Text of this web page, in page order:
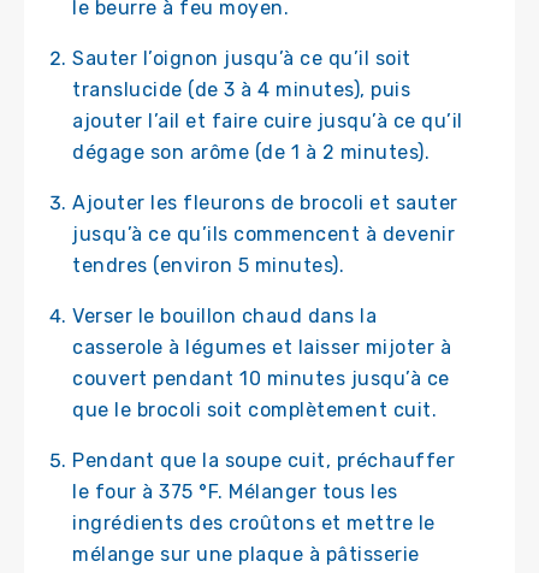
le beurre à feu moyen.
Sauter l’oignon jusqu’à ce qu’il soit
translucide (de 3 à 4 minutes), puis
ajouter l’ail et faire cuire jusqu’à ce qu’il
dégage son arôme (de 1 à 2 minutes).
Ajouter les fleurons de brocoli et sauter
jusqu’à ce qu’ils commencent à devenir
tendres (environ 5 minutes).
Verser le bouillon chaud dans la
casserole à légumes et laisser mijoter à
couvert pendant 10 minutes jusqu’à ce
que le brocoli soit complètement cuit.
Pendant que la soupe cuit, préchauffer
le four à 375 °F. Mélanger tous les
ingrédients des croûtons et mettre le
mélange sur une plaque à pâtisserie